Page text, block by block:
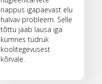
nappus igapäevast elu
halvav probleem. Selle
tõttu jääb lausa iga
kümnes tüdruk
koolitegevusest
kõrvale.